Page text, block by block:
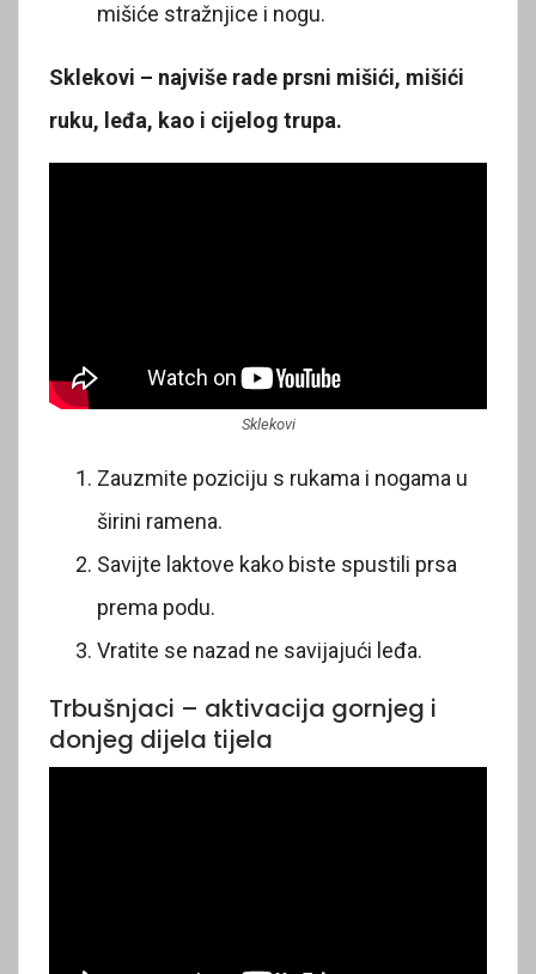
mišiće stražnjice i nogu.
Sklekovi – najviše rade prsni mišići, mišići
ruku, leđa, kao i cijelog trupa.
Sklekovi
Zauzmite poziciju s rukama i nogama u
širini ramena.
Savijte laktove kako biste spustili prsa
prema podu.
Vratite se nazad ne savijajući leđa.
Trbušnjaci – aktivacija gornjeg i
donjeg dijela tijela